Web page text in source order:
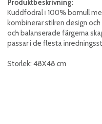
Produktbeskrivning:
Kuddfodral i 100% bomull
kombinerar stilren design
och balanserade färgerna
passar i de flesta
Storlek: 48X48 cm